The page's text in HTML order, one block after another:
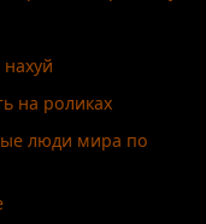
на роликах
люди мира по